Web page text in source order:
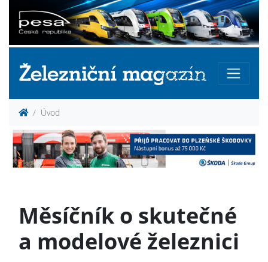
Úvod
Měsíčník o skutečné
a modelové železnici